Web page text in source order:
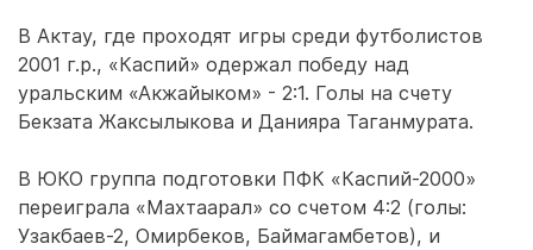
В Актау, где проходят игры среди футболистов
2001 г.р., «Каспий» одержал победу над
уральским «Акжайыком» - 2:1. Голы на счету
Бекзата Жаксылыкова и Данияра Таганмурата.
В ЮКО группа подготовки ПФК «Каспий-2000»
переиграла «Махтаарал» со счетом 4:2 (голы:
Узакбаев-2, Омирбеков, Баймагамбетов), и